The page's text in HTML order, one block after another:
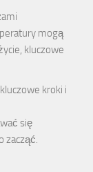
mogą
kluczowe
kroki i
się
zacząć.